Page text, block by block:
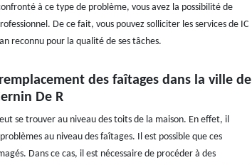
à ce type de problème, vous avez la possibilité de
De ce fait, vous pouvez solliciter les services de IC
reconnu pour la qualité de ses tâches.
des faîtages dans la ville de
De R
se trouver au niveau des toits de la maison. En effet, il
au niveau des faîtages. Il est possible que ces
Dans ce cas, il est nécessaire de procéder à des